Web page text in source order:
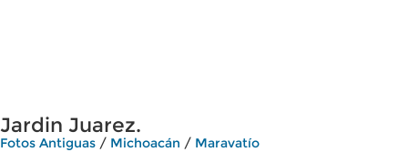
Jardin Juarez.
Fotos Antiguas / Michoacán / Maravatío